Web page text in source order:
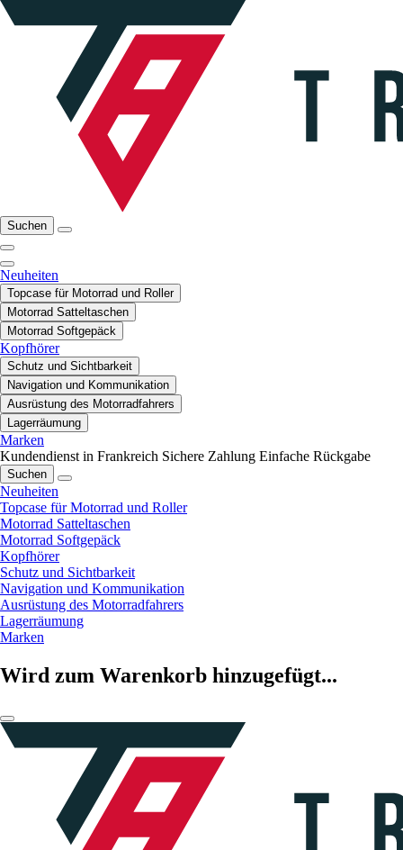
Suchen
Neuheiten
Topcase für Motorrad und Roller
Motorrad Satteltaschen
Motorrad Softgepäck
Kopfhörer
Schutz und Sichtbarkeit
Navigation und Kommunikation
Ausrüstung des Motorradfahrers
Lagerräumung
Marken
Kundendienst in Frankreich Sichere Zahlung Einfache Rückgabe
Suchen
Neuheiten
Topcase für Motorrad und Roller
Motorrad Satteltaschen
Motorrad Softgepäck
Kopfhörer
Schutz und Sichtbarkeit
Navigation und Kommunikation
Ausrüstung des Motorradfahrers
Lagerräumung
Marken
Wird zum Warenkorb hinzugefügt...